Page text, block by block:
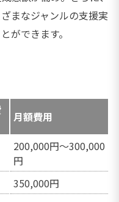
まなジャンルの支援実
ができます。
月額費用
200,000円～300,000
円
350,000円